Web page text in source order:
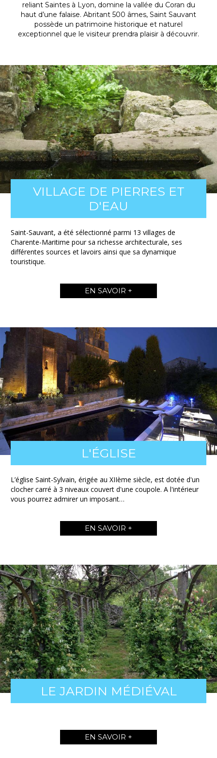
reliant Saintes à Lyon, domine la vallée du Coran du
haut d’une falaise. Abritant 500 âmes, Saint Sauvant
possède un patrimoine historique et naturel
exceptionnel que le visiteur prendra plaisir à découvrir.
VILLAGE DE PIERRES ET
D'EAU
Saint-Sauvant, a été sélectionné parmi 13 villages de
Charente-Maritime pour sa richesse architecturale, ses
différentes sources et lavoirs ainsi que sa dynamique
touristique.
EN SAVOIR +
L'ÉGLISE
L’église Saint-Sylvain, érigée au XIIème siècle, est dotée d'un
clocher carré à 3 niveaux couvert d'une coupole. A l'intérieur
vous pourrez admirer un imposant…
EN SAVOIR +
LE JARDIN MÉDIÉVAL
EN SAVOIR +